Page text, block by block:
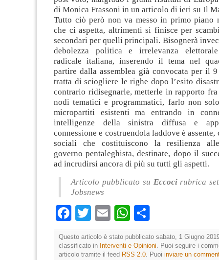
di Monica Frassoni in un articolo di ieri su Il
Tutto ciò però non va messo in primo piano
che ci aspetta, altrimenti si finisce per
secondari per quelli principali. Bisognerà
debolezza politica e irrelevanza
radicale italiana, inserendo il tema nel
partire dalla assemblea già convocata per il
tratta di sciogliere le righe dopo l’esito
contrario ridisegnarle, metterle in rapporto
nodi tematici e programmatici, farlo non
micropartiti esistenti ma entrando in
intelligenze della sinistra diffusa e
connessione e costruendola laddove è
sociali che costituiscono la resilienza
governo pentaleghista, destinate, dopo il
ad incrudirsi ancora di più su tutti gli aspetti.
Articolo pubblicato su Eccocirubrica
Jobsnews
Facebook
TwitterEmailWhatsApp
Questo articolo è stato pubblicato sabato, 1 Giugno
classificato in Interventi e Opinioni . Puoi seguire i
articolo tramite il feed RSS 2.0 . Puoi inviare un